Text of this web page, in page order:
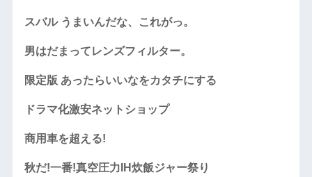
スバル うまいんだな、これがっ。
男はだまってレンズフィルター。
限定版 あったらいいなをカタチにする
ドラマ化激安ネットショップ
商用車を超える!
秋だ!一番!真空圧力IH炊飯ジャー祭り